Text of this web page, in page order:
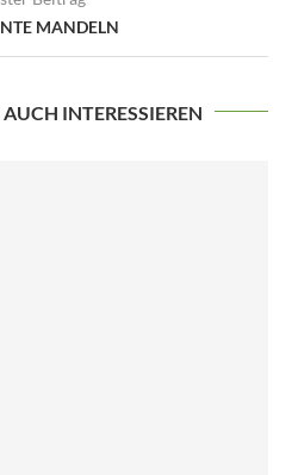
MANDELN
INTERESSIEREN